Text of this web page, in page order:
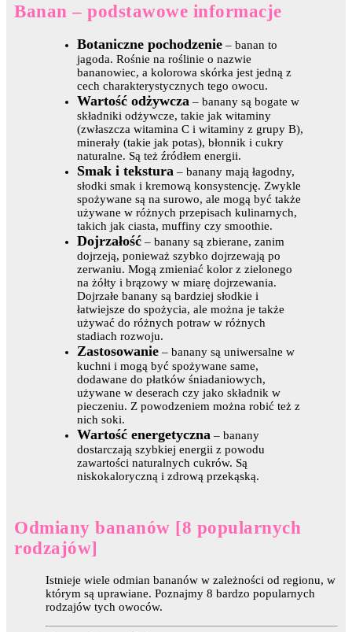
Banan – podstawowe informacje
Botaniczne pochodzenie – banan to
jagoda. Rośnie na roślinie o nazwie
bananowiec, a kolorowa skórka jest jedną z
cech charakterystycznych tego owocu.
Wartość odżywcza – banany są bogate w
składniki odżywcze, takie jak witaminy
(zwłaszcza witamina C i witaminy z grupy B),
minerały (takie jak potas), błonnik i cukry
naturalne. Są też źródłem energii.
Smak i tekstura – banany mają łagodny,
słodki smak i kremową konsystencję. Zwykle
spożywane są na surowo, ale mogą być także
używane w różnych przepisach kulinarnych,
takich jak ciasta, muffiny czy smoothie.
Dojrzałość – banany są zbierane, zanim
dojrzeją, ponieważ szybko dojrzewają po
zerwaniu. Mogą zmieniać kolor z zielonego
na żółty i brązowy w miarę dojrzewania.
Dojrzałe banany są bardziej słodkie i
łatwiejsze do spożycia, ale można je także
używać do różnych potraw w różnych
stadiach rozwoju.
Zastosowanie – banany są uniwersalne w
kuchni i mogą być spożywane same,
dodawane do płatków śniadaniowych,
używane w deserach czy jako składnik w
pieczeniu. Z powodzeniem można robić też z
nich soki.
Wartość energetyczna – banany
dostarczają szybkiej energii z powodu
zawartości naturalnych cukrów. Są
niskokaloryczną i zdrową przekąską.
Odmiany bananów [8 popularnych
rodzajów]
Istnieje wiele odmian bananów w zależności od regionu, w
którym są uprawiane. Poznajmy 8 bardzo popularnych
rodzajów tych owoców.